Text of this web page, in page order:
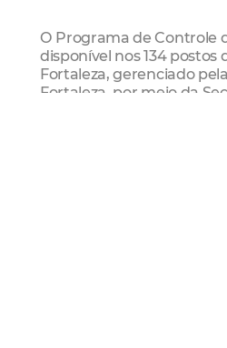
O Programa de Controle
disponível nos 134 postos
Fortaleza, gerenciado
Fortaleza, por meio da